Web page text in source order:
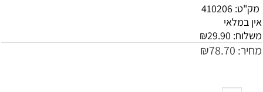
מק"ט: 410206
אין במלאי
משלוח:
₪29.90
מחיר: ₪78.70